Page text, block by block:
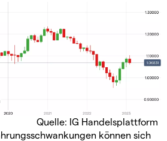
Quelle: IG Handelsplattform
können sich